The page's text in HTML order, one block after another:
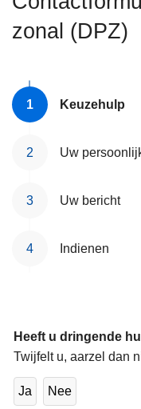
zonal (DPZ)
Keuzehulp
Uw
Uw bericht
Indienen
Heeft u dringende
Twijfelt u, aarzel dan
Ja Nee